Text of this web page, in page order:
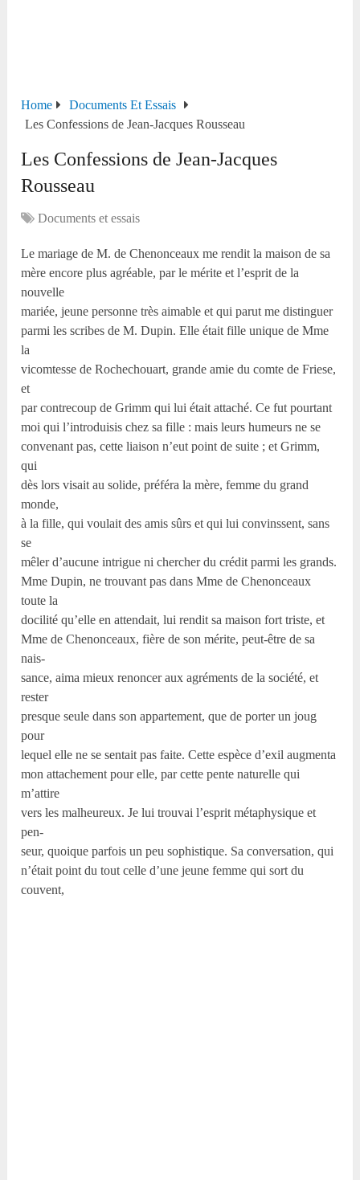
Home
Documents Et Essais
Les Confessions de Jean-Jacques Rousseau
Les Confessions de Jean-Jacques
Rousseau
Documents et essais
Le mariage de M. de Chenonceaux me rendit la maison de sa
mère encore plus agréable, par le mérite et l’esprit de la
nouvelle
mariée, jeune personne très aimable et qui parut me distinguer
parmi les scribes de M. Dupin. Elle était fille unique de Mme
la
vicomtesse de Rochechouart, grande amie du comte de Friese,
et
par contrecoup de Grimm qui lui était attaché. Ce fut pourtant
moi qui l’introduisis chez sa fille : mais leurs humeurs ne se
convenant pas, cette liaison n’eut point de suite ; et Grimm,
qui
dès lors visait au solide, préféra la mère, femme du grand
monde,
à la fille, qui voulait des amis sûrs et qui lui convinssent, sans
se
mêler d’aucune intrigue ni chercher du crédit parmi les grands.
Mme Dupin, ne trouvant pas dans Mme de Chenonceaux
toute la
docilité qu’elle en attendait, lui rendit sa maison fort triste, et
Mme de Chenonceaux, fière de son mérite, peut-être de sa
nais-
sance, aima mieux renoncer aux agréments de la société, et
rester
presque seule dans son appartement, que de porter un joug
pour
lequel elle ne se sentait pas faite. Cette espèce d’exil augmenta
mon attachement pour elle, par cette pente naturelle qui
m’attire
vers les malheureux. Je lui trouvai l’esprit métaphysique et
pen-
seur, quoique parfois un peu sophistique. Sa conversation, qui
n’était point du tout celle d’une jeune femme qui sort du
couvent,